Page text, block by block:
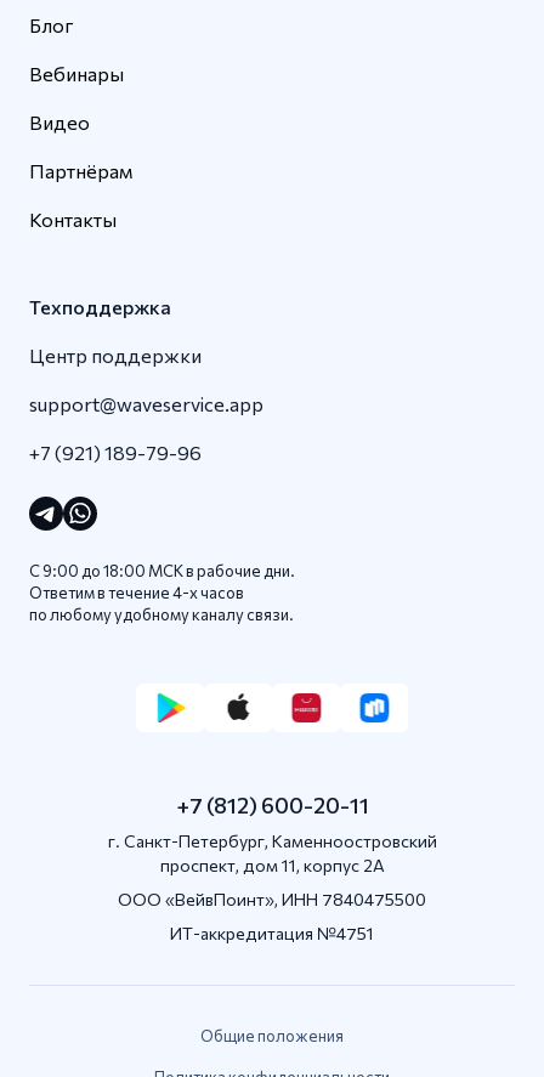
Блог
Вебинары
Видео
Партнёрам
Контакты
Техподдержка
Центр поддержки
support@waveservice.app
+7 (921) 189-79-96
С 9:00 до 18:00 МСК в рабочие дни.
Ответим в течение 4-x часов
по любому удобному каналу связи.
+7 (812) 600-20-11
г. Санкт-Петербург, Каменноостровский
проспект, дом 11, корпус 2А
OOO «ВейвПоинт», ИНН 7840475500
ИТ-аккредитация №4751
Общие положения